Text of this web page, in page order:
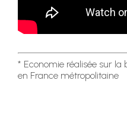
* Economie réalisée sur la
en France métropolitaine